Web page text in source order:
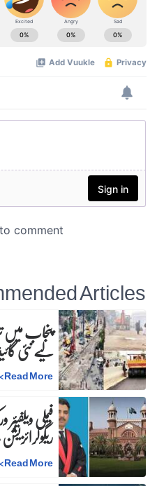
Articles
پنجاب
لیے نئی
Read More
>
فیملی
Read More
>